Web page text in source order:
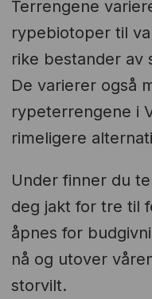
Terrengene
rypebiotoper til
rike bestander av
De varierer også
rypeterrengene i
rimeligere
Under finner du
deg jakt for tre til
åpnes for
nå og utover
storvilt.